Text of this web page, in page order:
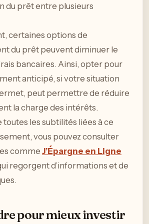
du prêt entre plusieurs
certaines options de
du prêt peuvent diminuer le
bancaires. Ainsi, opter pour
anticipé, si votre situation
peut permettre de réduire
la charge des intérêts.
les subtilités liées à ce
vous pouvez consulter
comme J’Épargne en Ligne
regorgent d’informations et de
pour mieux investir